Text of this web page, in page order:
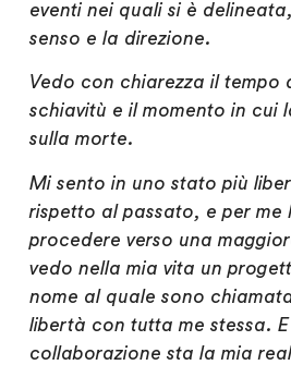
eventi nei quali si è
senso e la direzione.
Vedo con chiarezza il tempo
schiavitù e il momento in cui
sulla morte.
Mi sento in uno stato più
rispetto al passato, e per me
procedere verso una
vedo nella mia vita un
nome al quale sono
libertà con tutta me stessa.
collaborazione sta la mia